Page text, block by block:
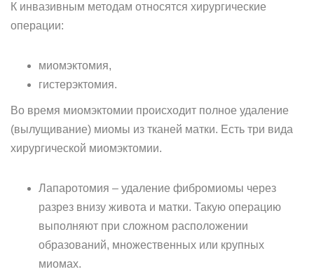
К инвазивным методам относятся хирургические
операции:
миомэктомия,
гистерэктомия.
Во время миомэктомии происходит полное удаление
(вылущивание) миомы из тканей матки. Есть три вида
хирургической миомэктомии.
Лапаротомия – удаление фибромиомы через
разрез внизу живота и матки. Такую операцию
выполняют при сложном расположении
образований, множественных или крупных
миомах.